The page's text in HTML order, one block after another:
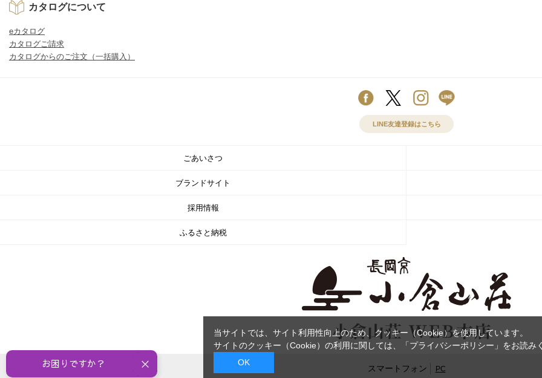
PC
スマートフォン
カタログについて
eカタログ
カタログご請求
カタログからのご注文（一括購入）
LINE友達登録はこちら
ごあいさつ
ブランドサイト
採用情報
ふるさと納税
当サイトでは、サイト利用性向上のため、クッキー（Cookie）を使用しています。
サイトのクッキー（Cookie）の利用に関しては、
「プライバシーポリシー」 をお読み
OK
お困りですか？